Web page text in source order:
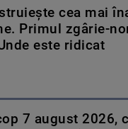
cea mai
Primul zgârie-
este ridicat
7 august 2026,